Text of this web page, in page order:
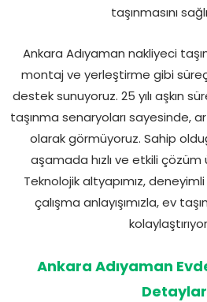
taşınmasını
Ankara Adıyaman nakliyeci
montaj ve yerleştirme gibi
destek sunuyoruz. 25 yılı aşkın
taşınma senaryoları sayesinde,
olarak görmüyoruz. Sahip
aşamada hızlı ve etkili
Teknolojik altyapımız,
çalışma anlayışımızla, ev
Ankara Adıyaman